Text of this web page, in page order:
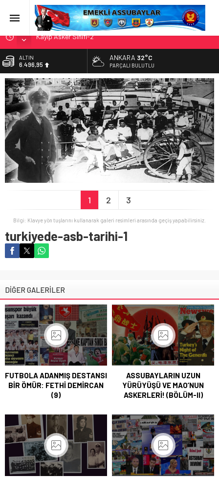
Kayıp Asker Sınıfı-2
EMEKLİ ASSUBAY: ‘ZEYTİN TARLASINDA AMELELİK
YAPIYORUZ’
KÖŞE YAZARIMIZ SN. FAHRETTİN BAĞRI’YI KAYBETTİK
Astsubaylar Çalıştayı’ndaki Sunumum – 17 Ekim 2024
ASTSUBAY!
ALTIN
6.496,95
BİST
13.703,13
DOLAR
47,5639
54,9859
ANKARA 32°C
PARÇALI BULUTLU
1 2 3
Bilgi: Klavye yön tuşlarını kullanarak galeri resimleri arasında geçiş yapabilirsiniz.
turkiyede-asb-tarihi-1
DİĞER GALERİLER
FUTBOLA ADANMIŞ DESTANSI
BİR ÖMÜR: FETHİ DEMİRCAN
(9)
ASSUBAYLARIN UZUN
YÜRÜYÜŞÜ VE MAO’NUN
ASKERLERİ! (BÖLÜM-II)